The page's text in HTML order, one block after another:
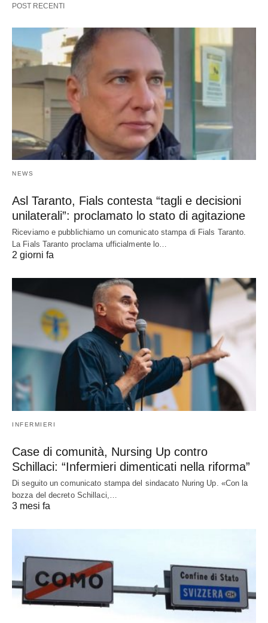
POST RECENTI
NEWS
Asl Taranto, Fials contesta “tagli e decisioni
unilaterali”: proclamato lo stato di agitazione
Riceviamo e pubblichiamo un comunicato stampa di Fials Taranto.
La Fials Taranto proclama ufficialmente lo…
2 giorni fa
INFERMIERI
Case di comunità, Nursing Up contro
Schillaci: “Infermieri dimenticati nella riforma”
Di seguito un comunicato stampa del sindacato Nuring Up. «Con la
bozza del decreto Schillaci,…
3 mesi fa